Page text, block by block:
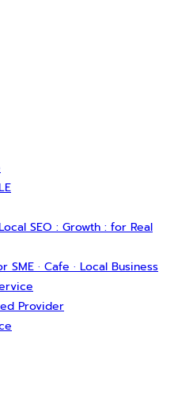
SEO : Growth : for Real
· Cafe · Local Business
Provider